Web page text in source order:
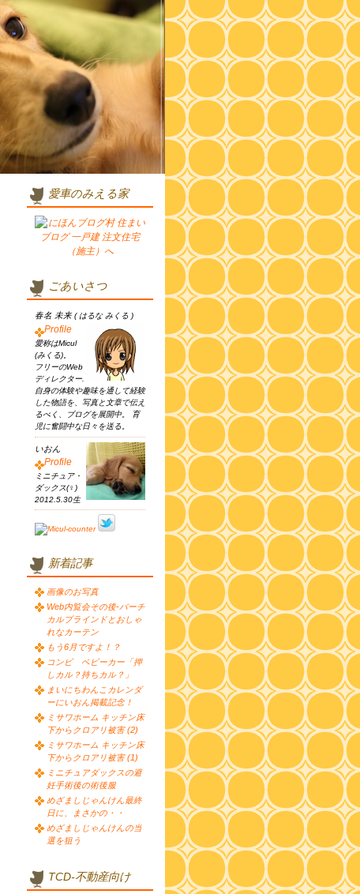
愛車のみえる家
ごあいさつ
春名 未来 ( はるな みくる )
Profile
愛称はMicul
(みくる)。
フリーのWeb
ディレクター.
自身の体験や趣味を通して経験
した物語を、写真と文章で伝え
るべく、ブログを展開中。 育
児に奮闘中な日々を送る。
いおん
Profile
ミニチュア・
ダックス(♀)
2012.5.30生
新着記事
画像のお写真
Web内覧会その後-バーチ
カルブラインドとおしゃ
れなカーテン
もう6月ですよ！？
コンビ ベビーカー「押
しカル？持ちカル？」
まいにちわんこカレンダ
ーにいおん掲載記念！
ミサワホーム キッチン床
下からクロアリ被害 (2)
ミサワホーム キッチン床
下からクロアリ被害 (1)
ミニチュアダックスの避
妊手術後の術後服
めざましじゃんけん最終
日に、まさかの・・
めざましじゃんけんの当
選を狙う
TCD-不動産向け